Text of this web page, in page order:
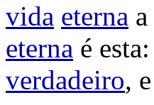
vida eterna a
eterna é esta:
verdadeiro, e